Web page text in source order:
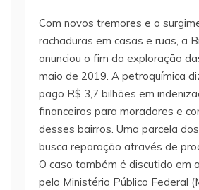
Com novos tremores e o
rachaduras em casas e ruas, a
anunciou o fim da exploração
maio de 2019. A petroquímica
pago R$ 3,7 bilhões em
financeiros para moradores e
desses bairros. Uma parcela
busca reparação através de
O caso também é discutido em
pelo Ministério Público Federal